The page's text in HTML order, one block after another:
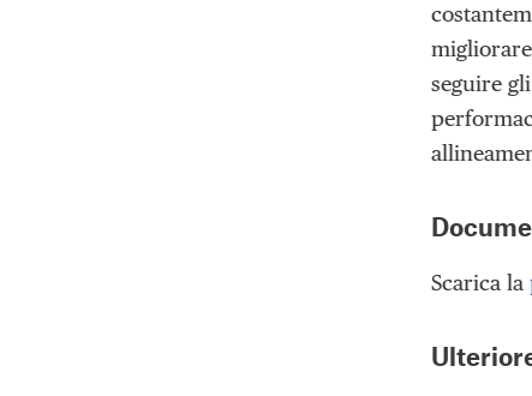
seguire
Scarica la